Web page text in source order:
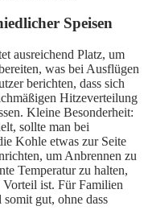
Speisen
ausreichend Platz, um
was bei Ausflügen
berichten, dass sich
Hitzeverteilung
Kleine Besonderheit:
sollte man bei
Kohle etwas zur Seite
um Anbrennen zu
Temperatur zu halten,
Vorteil ist. Für Familien
gut, ohne dass